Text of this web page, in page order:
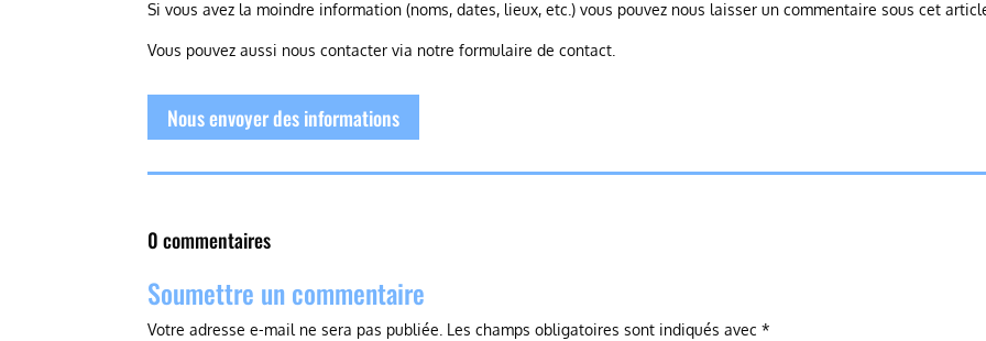
Si vous avez la moindre information (noms, dates, lieux, etc.) vous pouvez nous laisser un commentaire sous cet
Vous pouvez aussi nous contacter via notre formulaire de contact.
Nous envoyer des informations
0 commentaires
Soumettre un commentaire
Votre adresse e-mail ne sera pas publiée. Les champs obligatoires sont indiqués avec*